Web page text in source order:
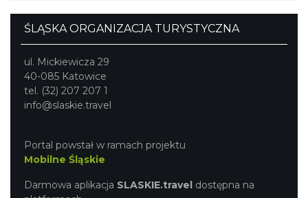
ŚLĄSKA ORGANIZACJA TURYSTYCZNA
ul. Mickiewicza 29
40-085 Katowice
tel. (32) 207 207 1
info@slaskie.travel
Portal powstał w ramach projektu
Mobilne Śląskie
Darmowa aplikacja SLASKIE.travel dostępna na